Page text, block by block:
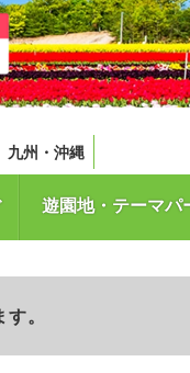
九州・沖縄
遊園地・テーマパ
。